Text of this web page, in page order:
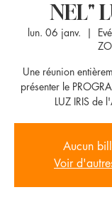
NEL"
lun. 06 janv.
  |
Une réunion
présenter le
LUZ IRIS de
Aucun
Voir